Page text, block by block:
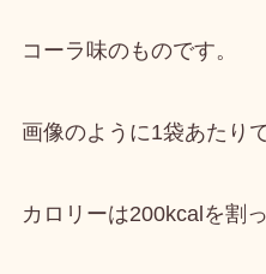
コーラ味のものです。
画像のように1袋あたり
カロリーは200kcalを割